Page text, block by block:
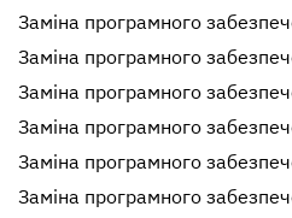
Заміна програмного
Заміна програмного
Заміна програмного
Заміна програмного
Заміна програмного
Заміна програмного